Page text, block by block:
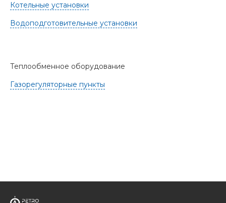
Котельные установки
Водоподготовительные установки
Теплообменное оборудование
Газорегуляторные пункты